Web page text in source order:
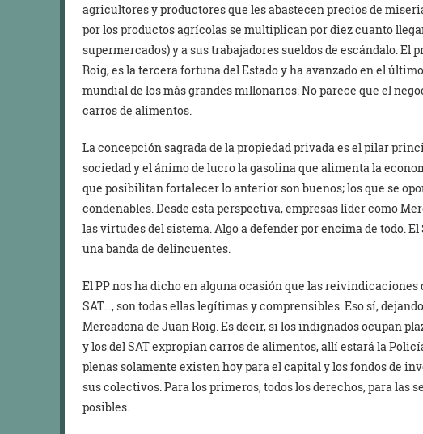
agricultores y productores que les abastecen precios de
por los productos agrícolas se multiplican por diez cuanto
supermercados) y a sus trabajadores sueldos de escándalo. El
Roig, es la tercera fortuna del Estado y ha avanzado en el
mundial de los más grandes millonarios. No parece que el
carros de alimentos.
La concepción sagrada de la propiedad privada es el pilar
sociedad y el ánimo de lucro la gasolina que alimenta la
que posibilitan fortalecer lo anterior son buenos; los que se
condenables. Desde esta perspectiva, empresas líder como
las virtudes del sistema. Algo a defender por encima de todo.
una banda de delincuentes.
El PP nos ha dicho en alguna ocasión que las reivindicaciones
SAT…, son todas ellas legítimas y comprensibles. Eso sí,
Mercadona de Juan Roig. Es decir, si los indignados ocupan
y los del SAT expropian carros de alimentos, allí estará la
plenas solamente existen hoy para el capital y los fondos de
sus colectivos. Para los primeros, todos los derechos, para las
posibles.